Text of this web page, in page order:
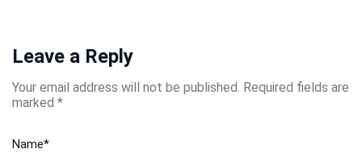
Leave a Reply
Your email address will not be published. Required fields are
marked *
Name*